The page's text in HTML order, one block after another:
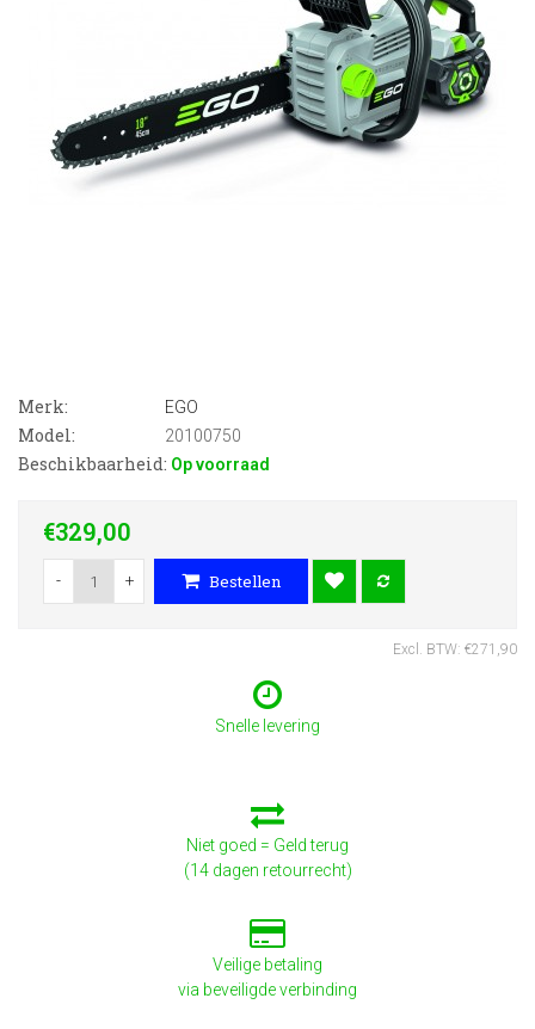
Merk: EGO
Model: 20100750
Beschikbaarheid: Op voorraad
€329,00
- + Bestellen
Excl. BTW: €271,90
Snelle levering
Niet goed = Geld terug
(14 dagen retourrecht)
Veilige betaling
via beveiligde verbinding